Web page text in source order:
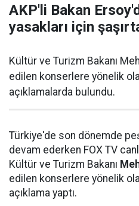
AKP'li Bakan
yasakları için
Kültür ve Turizm Bakanı
edilen konserlere yönelik
açıklamalarda bulundu.
Türkiye'de son dönemde
devam ederken FOX TV
Kültür ve Turizm Bakanı
edilen konserlere yönelik
açıklama yaptı.